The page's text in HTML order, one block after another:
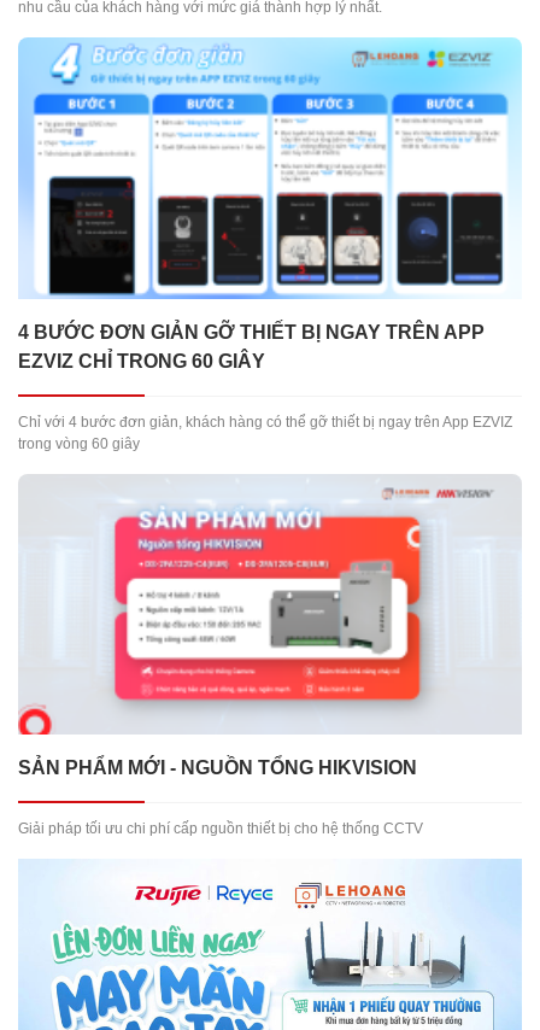
4 BƯỚC ĐƠN GIẢN GỠ THIẾT BỊ NGAY TRÊN APP
EZVIZ CHỈ TRONG 60 GIÂY
trong vòng 60 giây
SẢN PHẨM MỚI - NGUỒN TỔNG HIKVISION